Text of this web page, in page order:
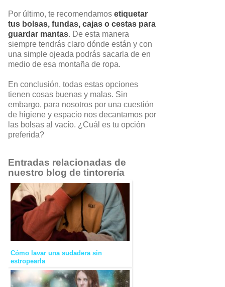
Por último, te recomendamos etiquetar
tus bolsas, fundas, cajas o cestas para
guardar mantas. De esta manera
siempre tendrás claro dónde están y con
una simple ojeada podrás sacarla de en
medio de esa montaña de ropa.
En conclusión, todas estas opciones
tienen cosas buenas y malas. Sin
embargo, para nosotros por una cuestión
de higiene y espacio nos decantamos por
las bolsas al vacío. ¿Cuál es tu opción
preferida?
Entradas relacionadas de
nuestro blog de tintorería
Cómo lavar una sudadera sin
estropearla